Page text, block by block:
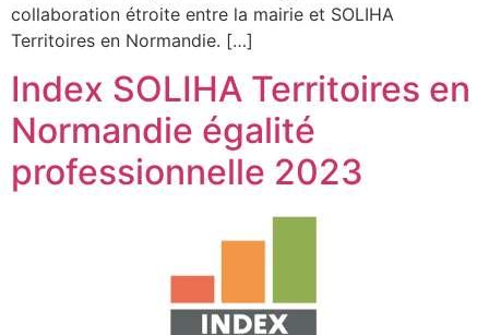
collaboration étroite entre la mairie et SOLIHA
Territoires en Normandie. […]
Index SOLIHA Territoires en
Normandie égalité
professionnelle 2023